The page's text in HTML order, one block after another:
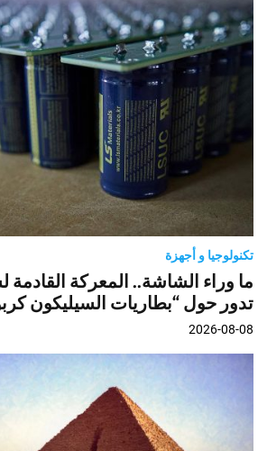
تكنولوجيا و أجهزة
ما وراء الشاشة.. المعركة
تدور حول “بطاريات السيليكون
2026-08-08